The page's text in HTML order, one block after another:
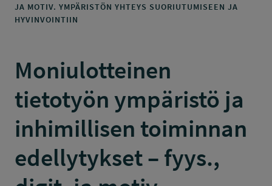
JA MOTIV. YMPÄRISTÖN YHTEYS SUORIUTUMISEEN JA
HYVINVOINTIIN
Moniulotteinen
tietotyön ympäristö ja
inhimillisen toiminnan
edellytykset – fyys.,